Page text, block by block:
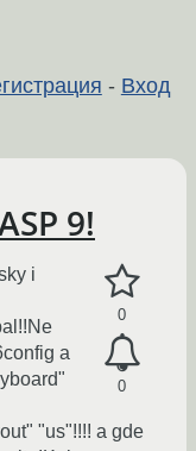
- Вход
9!
0
0
i
a
"us"!!!! a gde